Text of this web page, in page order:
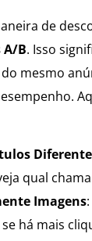
de
A/B. Isso
mesmo
qual
Imagens
há mais